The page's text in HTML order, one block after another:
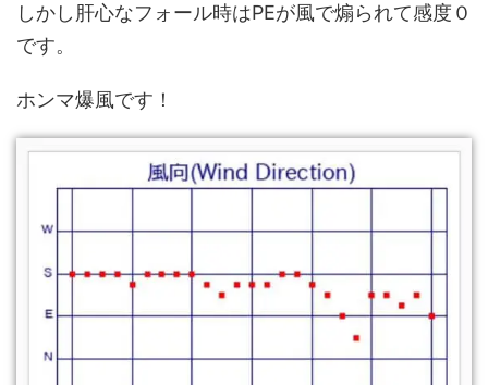
しかし肝心なフォール時はPEが風で煽られて感度０
です。
ホンマ爆風です！